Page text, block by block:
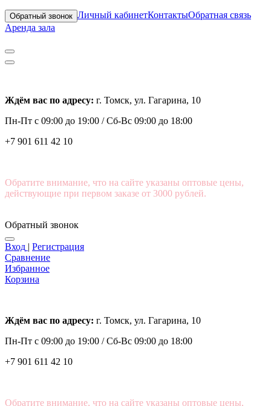
Обратный звонок Личный кабинетКонтактыОбратная связь
Аренда зала
Ждём вас по адресу: г. Томск, ул. Гагарина, 10
Пн-Пт с 09:00 до 19:00 /Сб-Вс 09:00 до 18:00
+7 901 611 42 10
Обратите внимание, что на сайте указаны оптовые цены,
действующие при первом заказе от 3000 рублей.
Обратный звонок
Вход | Регистрация
Сравнение
Избранное
Корзина
Ждём вас по адресу: г. Томск, ул. Гагарина, 10
Пн-Пт с 09:00 до 19:00 /Сб-Вс 09:00 до 18:00
+7 901 611 42 10
Обратите внимание, что на сайте указаны оптовые цены,